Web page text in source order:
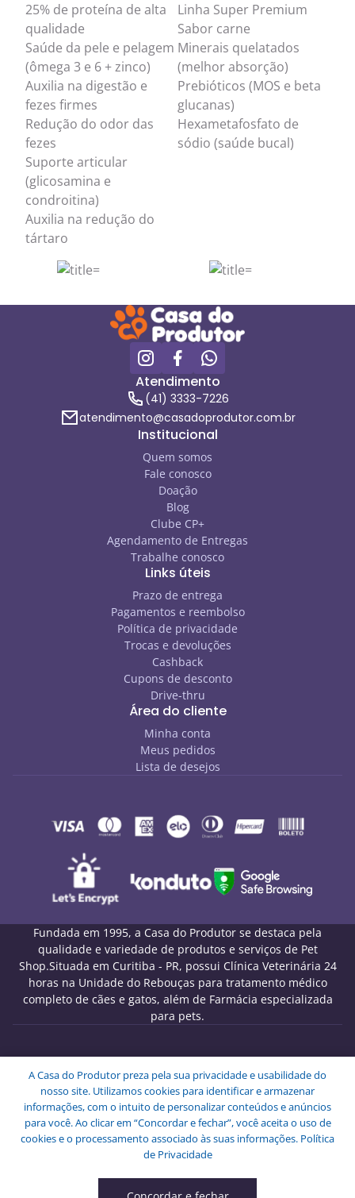
25% de proteína de alta
qualidade
Saúde da pele e pelagem
(ômega 3 e 6 + zinco)
Auxilia na digestão e
fezes firmes
Redução do odor das
fezes
Suporte articular
(glicosamina e
condroitina)
Auxilia na redução do
tártaro
Linha Super Premium
Sabor carne
Minerais quelatados
(melhor absorção)
Prebióticos (MOS e beta
glucanas)
Hexametafosfato de
sódio (saúde bucal)
Atendimento
(41) 3333-7226
atendimento@casadoprodutor.com.br
Institucional
Quem somos
Fale conosco
Doação
Blog
Clube CP+
Agendamento de Entregas
Trabalhe conosco
Links úteis
Prazo de entrega
Pagamentos e reembolso
Política de privacidade
Trocas e devoluções
Cashback
Cupons de desconto
Drive-thru
Área do cliente
Minha conta
Meus pedidos
Lista de desejos
Fundada em 1995, a Casa do Produtor se destaca pela
qualidade e variedade de produtos e serviços de Pet
Shop.Situada em Curitiba - PR, possui Clínica Veterinária 24
horas na Unidade do Rebouças para tratamento médico
completo de cães e gatos, além de Farmácia especializada
para pets.
09.439.591/0001-72
Endereço: Rua Engenheiros Rebouças, 1826 - Rebouças -
Curitiba - PR - CEP: 80230-040.
Copyright © Melo Pet Shop Comércio de Rações LTDA -
Todos os Direitos Reservados.
A Casa do Produtor preza pela sua privacidade e usabilidade do
nosso site. Utilizamos cookies para identificar e armazenar
informações, com o intuito de personalizar conteúdos e anúncios
para você. Ao clicar em “Concordar e fechar”, você aceita o uso de
cookies e o processamento associado às suas informações. Política
de Privacidade